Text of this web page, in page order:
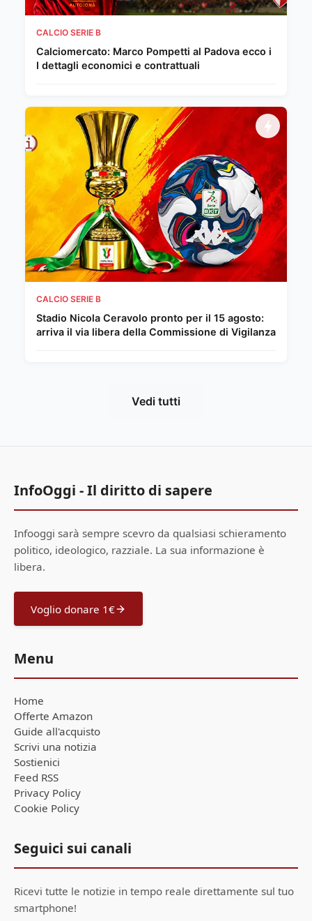
CALCIO SERIE B
Calciomercato: Marco Pompetti al Padova ecco i
I dettagli economici e contrattuali
CALCIO SERIE B
Stadio Nicola Ceravolo pronto per il 15 agosto:
arriva il via libera della Commissione di Vigilanza
Vedi tutti
InfoOggi - Il diritto di sapere
Infooggi sarà sempre scevro da qualsiasi schieramento
politico, ideologico, razziale. La sua informazione è
libera.
Voglio donare 1€
Menu
Home
Offerte Amazon
Guide all'acquisto
Scrivi una notizia
Sostienici
Feed RSS
Privacy Policy
Cookie Policy
Seguici sui canali
Ricevi tutte le notizie in tempo reale direttamente sul tuo
smartphone!